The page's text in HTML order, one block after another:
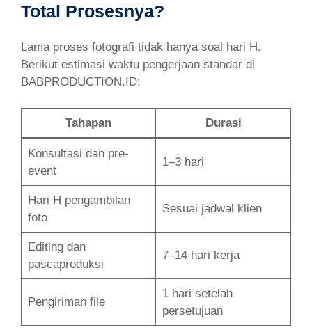
Total Prosesnya?
Lama proses fotografi tidak hanya soal hari H.
Berikut estimasi waktu pengerjaan standar di
BABPRODUCTION.ID:
Tahapan Durasi
Konsultasi dan pre-
event
1–3 hari
Hari H pengambilan
foto
Sesuai jadwal klien
Editing dan
pascaproduksi
7–14 hari kerja
Pengiriman file
1 hari setelah
persetujuan